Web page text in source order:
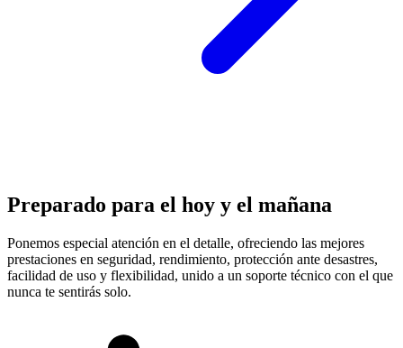
Preparado para el hoy y el mañana
Ponemos especial atención en el detalle, ofreciendo las mejores
prestaciones en seguridad, rendimiento, protección ante desastres,
facilidad de uso y flexibilidad, unido a un soporte técnico con el que
nunca te sentirás solo.